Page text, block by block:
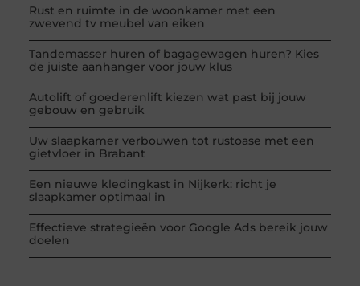
Rust en ruimte in de woonkamer met een
zwevend tv meubel van eiken
Tandemasser huren of bagagewagen huren? Kies
de juiste aanhanger voor jouw klus
Autolift of goederenlift kiezen wat past bij jouw
gebouw en gebruik
Uw slaapkamer verbouwen tot rustoase met een
gietvloer in Brabant
Een nieuwe kledingkast in Nijkerk: richt je
slaapkamer optimaal in
Effectieve strategieën voor Google Ads bereik jouw
doelen